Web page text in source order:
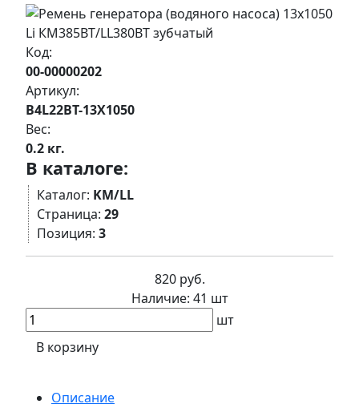
Код:
00-00000202
Артикул:
B4L22BT-13X1050
Вес:
0.2 кг.
В каталоге:
Каталог: KM/LL
Страница: 29
Позиция: 3
820 руб.
Наличие: 41 шт
шт
В корзину
Описание